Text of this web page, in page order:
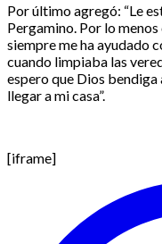
Por último agregó: “Le
Pergamino. Por lo
siempre me ha ayudado
cuando limpiaba las
espero que Dios bendiga
llegar a mi casa”.
[iframe]